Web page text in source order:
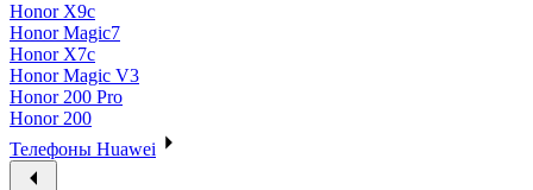
Honor X9c
Honor Magic7
Honor X7c
Honor Magic V3
Honor 200 Pro
Honor 200
Телефоны Huawei